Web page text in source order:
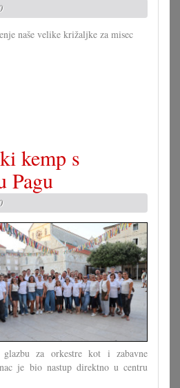
naše velike križaljke za misec
kemp s
Pagu
za orkestre kot i zabavne
je bio nastup direktno u centru